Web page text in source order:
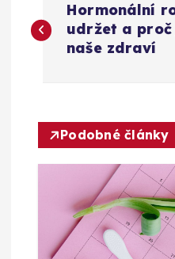
a
g
Hormonální
udržet a
naše zdraví
Podobné články